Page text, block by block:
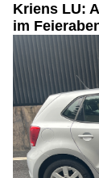
Kriens LU:
im